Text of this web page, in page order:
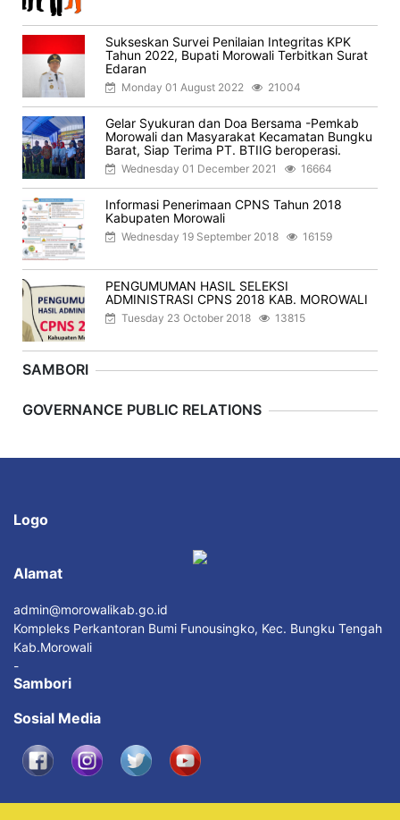
Sukseskan Survei Penilaian Integritas KPK
Tahun 2022, Bupati Morowali Terbitkan Surat
Edaran
Monday 01 August 2022 21004
Gelar Syukuran dan Doa Bersama -Pemkab
Morowali dan Masyarakat Kecamatan Bungku
Barat, Siap Terima PT. BTIIG beroperasi.
Wednesday 01 December 2021 16664
Informasi Penerimaan CPNS Tahun 2018
Kabupaten Morowali
Wednesday 19 September 2018 16159
PENGUMUMAN HASIL SELEKSI
ADMINISTRASI CPNS 2018 KAB. MOROWALI
Tuesday 23 October 2018 13815
SAMBORI
Previous
GOVERNANCE PUBLIC RELATIONS
Logo
Alamat
admin@morowalikab.go.id
Kompleks Perkantoran Bumi Funousingko, Kec. Bungku Tengah
Kab.Morowali
-
Sambori
Sosial Media